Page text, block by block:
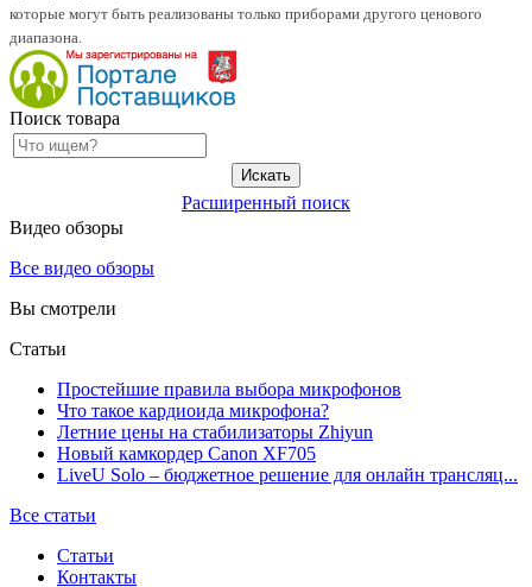
которые могут быть реализованы только приборами другого ценового
диапазона.
Поиск товара
Расширенный поиск
Видео обзоры
Все видео обзоры
Вы смотрели
Статьи
Простейшие правила выбора микрофонов
Что такое кардиоида микрофона?
Летние цены на стабилизаторы Zhiyun
Новый камкордер Canon XF705
LiveU Solo – бюджетное решение для онлайн трансляц...
Все статьи
Статьи
Контакты